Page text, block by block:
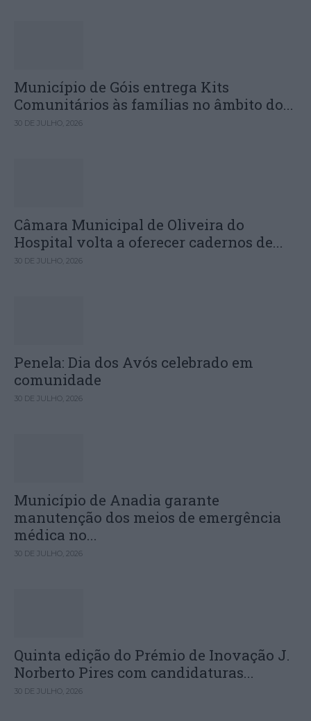
Município de Góis entrega Kits
Comunitários às famílias no âmbito do...
30 DE JULHO, 2026
Câmara Municipal de Oliveira do
Hospital volta a oferecer cadernos de...
30 DE JULHO, 2026
Penela: Dia dos Avós celebrado em
comunidade
30 DE JULHO, 2026
Município de Anadia garante
manutenção dos meios de emergência
médica no...
30 DE JULHO, 2026
Quinta edição do Prémio de Inovação J.
Norberto Pires com candidaturas...
30 DE JULHO, 2026